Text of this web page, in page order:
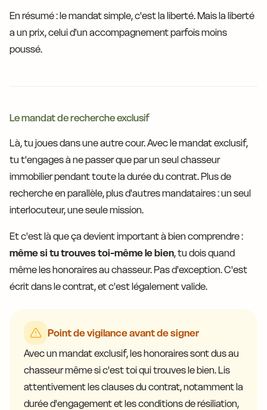
En résumé : le mandat simple, c'est la liberté. Mais la liberté
a un prix, celui d'un accompagnement parfois moins
poussé.
Le mandat de recherche exclusif
Là, tu joues dans une autre cour. Avec le mandat exclusif,
tu t'engages à ne passer que par un seul chasseur
immobilier pendant toute la durée du contrat. Plus de
recherche en parallèle, plus d'autres mandataires : un seul
interlocuteur, une seule mission.
Et c'est là que ça devient important à bien comprendre :
même si tu trouves toi-même le bien, tu dois quand
même les honoraires au chasseur. Pas d'exception. C'est
écrit dans le contrat, et c'est légalement valide.
Point de vigilance avant de signer
Avec un mandat exclusif, les honoraires sont dus au
chasseur même si c'est toi qui trouves le bien. Lis
attentivement les clauses du contrat, notamment la
durée d'engagement et les conditions de résiliation,